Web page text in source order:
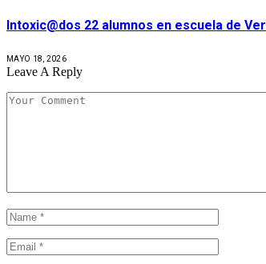
Intoxic@dos 22 alumnos en escuela de
MAYO 18, 2026
Leave A Reply